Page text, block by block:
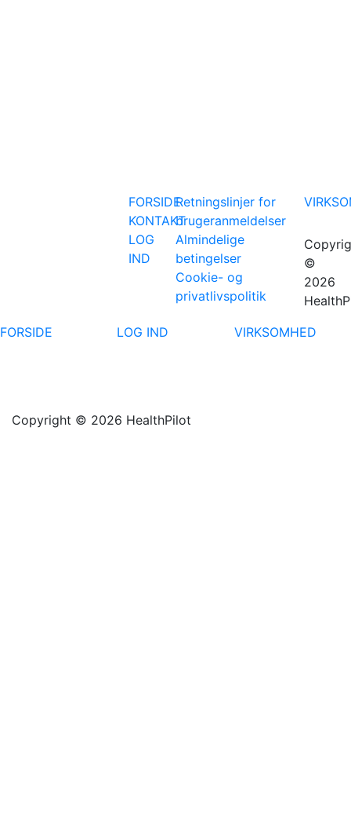
FORSIDE
KONTAKT
LOG
IND
Retningslinjer for
brugeranmeldelser
Almindelige
betingelser
Cookie- og
privatlivspolitik
©
2026
FORSIDE
LOG IND VIRKSOMHED
Copyright © 2026 HealthPilot